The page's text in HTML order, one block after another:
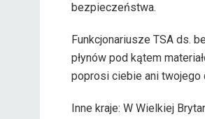
bezpieczeństwa.
Funkcjonariusze TSA ds.
płynów pod kątem
poprosi ciebie ani twojego
Inne kraje: W Wielkiej